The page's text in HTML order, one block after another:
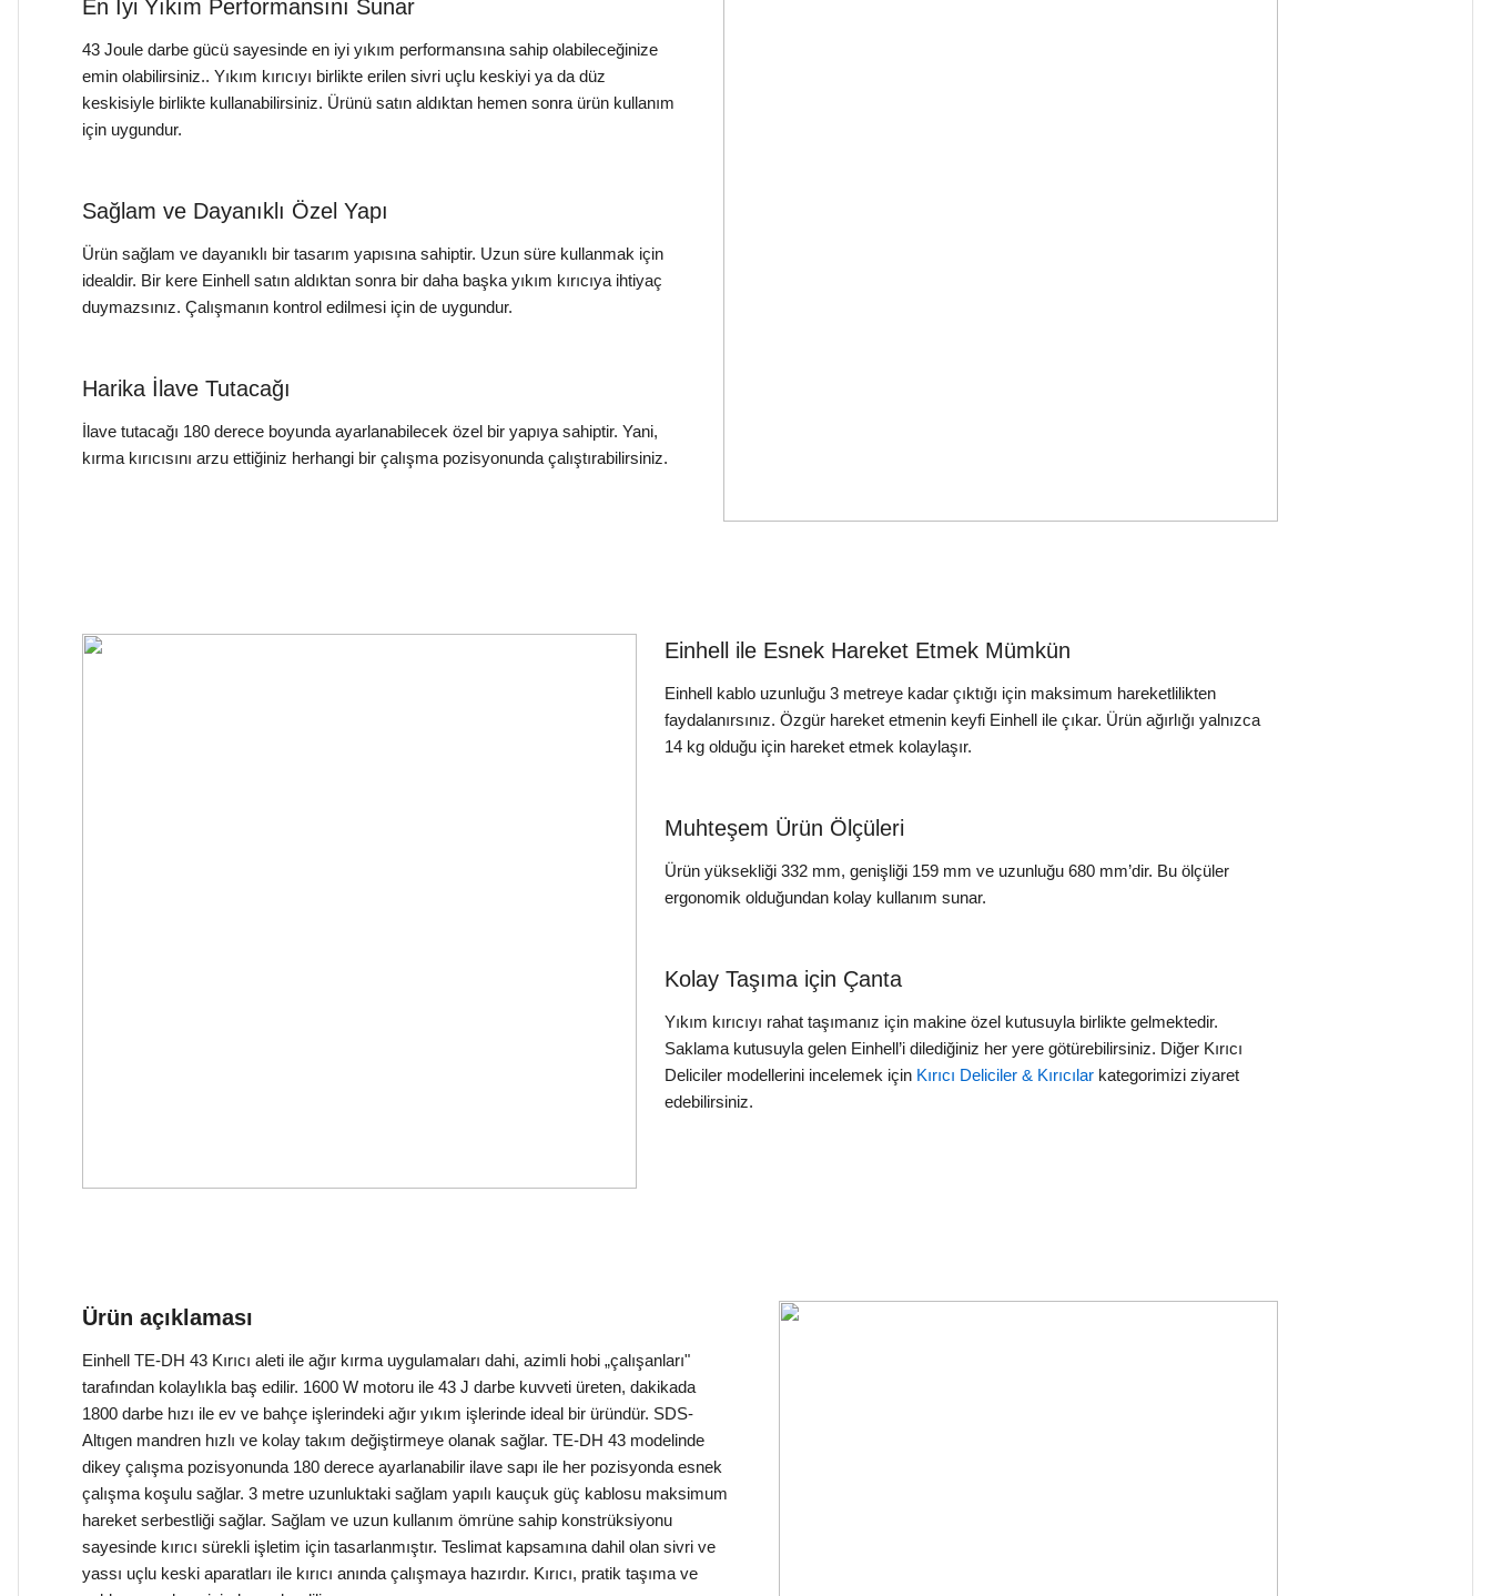
En İyi Yıkım Performansını Sunar
43 Joule darbe gücü sayesinde en iyi yıkım performansına sahip olabileceğinize
emin olabilirsiniz.. Yıkım kırıcıyı birlikte erilen sivri uçlu keskiyi ya da düz
keskisiyle birlikte kullanabilirsiniz. Ürünü satın aldıktan hemen sonra ürün kullanım
için uygundur.
Sağlam ve Dayanıklı Özel Yapı
Ürün sağlam ve dayanıklı bir tasarım yapısına sahiptir. Uzun süre kullanmak için
idealdir. Bir kere Einhell satın aldıktan sonra bir daha başka yıkım kırıcıya ihtiyaç
duymazsınız. Çalışmanın kontrol edilmesi için de uygundur.
Harika İlave Tutacağı
İlave tutacağı 180 derece boyunda ayarlanabilecek özel bir yapıya sahiptir. Yani,
kırma kırıcısını arzu ettiğiniz herhangi bir çalışma pozisyonunda çalıştırabilirsiniz.
Einhell ile Esnek Hareket Etmek Mümkün
Einhell kablo uzunluğu 3 metreye kadar çıktığı için maksimum hareketlilikten
faydalanırsınız. Özgür hareket etmenin keyfi Einhell ile çıkar. Ürün ağırlığı yalnızca
14 kg olduğu için hareket etmek kolaylaşır.
Muhteşem Ürün Ölçüleri
Ürün yüksekliği 332 mm, genişliği 159 mm ve uzunluğu 680 mm’dir. Bu ölçüler
ergonomik olduğundan kolay kullanım sunar.
Kolay Taşıma için Çanta
Yıkım kırıcıyı rahat taşımanız için makine özel kutusuyla birlikte gelmektedir.
Saklama kutusuyla gelen Einhell’i dilediğiniz her yere götürebilirsiniz. Diğer Kırıcı
Deliciler modellerini incelemek için Kırıcı Deliciler & Kırıcılar kategorimizi ziyaret
edebilirsiniz.
Ürün açıklaması
Einhell TE-DH 43 Kırıcı aleti ile ağır kırma uygulamaları dahi, azimli hobi „çalışanları"
tarafından kolaylıkla baş edilir. 1600 W motoru ile 43 J darbe kuvveti üreten, dakikada
1800 darbe hızı ile ev ve bahçe işlerindeki ağır yıkım işlerinde ideal bir üründür. SDS-
Altıgen mandren hızlı ve kolay takım değiştirmeye olanak sağlar. TE-DH 43 modelinde
dikey çalışma pozisyonunda 180 derece ayarlanabilir ilave sapı ile her pozisyonda esnek
çalışma koşulu sağlar. 3 metre uzunluktaki sağlam yapılı kauçuk güç kablosu maksimum
hareket serbestliği sağlar. Sağlam ve uzun kullanım ömrüne sahip konstrüksiyonu
sayesinde kırıcı sürekli işletim için tasarlanmıştır. Teslimat kapsamına dahil olan sivri ve
yassı uçlu keski aparatları ile kırıcı anında çalışmaya hazırdır. Kırıcı, pratik taşıma ve